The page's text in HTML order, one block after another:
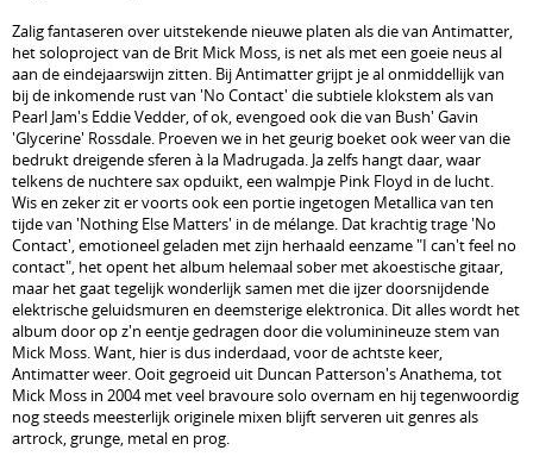
Zalig fantaseren over uitstekende nieuwe platen als die van Antimatter,
het soloproject van de Brit Mick Moss, is net als met een goeie neus al
aan de eindejaarswijn zitten. Bij Antimatter grijpt je al onmiddellijk van
bij de inkomende rust van 'No Contact' die subtiele klokstem als van
Pearl Jam's Eddie Vedder, of ok, evengoed ook die van Bush' Gavin
'Glycerine' Rossdale. Proeven we in het geurig boeket ook weer van die
bedrukt dreigende sferen à la Madrugada. Ja zelfs hangt daar, waar
telkens de nuchtere sax opduikt, een walmpje Pink Floyd in de lucht.
Wis en zeker zit er voorts ook een portie ingetogen Metallica van ten
tijde van 'Nothing Else Matters' in de mélange. Dat krachtig trage 'No
Contact', emotioneel geladen met zijn herhaald eenzame "I can't feel no
contact", het opent het album helemaal sober met akoestische gitaar,
maar het gaat tegelijk wonderlijk samen met die ijzer doorsnijdende
elektrische geluidsmuren en deemsterige elektronica. Dit alles wordt het
album door op z'n eentje gedragen door die voluminineuze stem van
Mick Moss. Want, hier is dus inderdaad, voor de achtste keer,
Antimatter weer. Ooit gegroeid uit Duncan Patterson's Anathema, tot
Mick Moss in 2004 met veel bravoure solo overnam en hij tegenwoordig
nog steeds meesterlijk originele mixen blijft serveren uit genres als
artrock, grunge, metal en prog.